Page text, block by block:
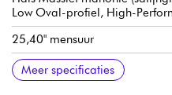
Low Oval-profiel, High-
25,40" mensuur
Massief ebben toets, 20x
Fingerboard radius 16
Halsbreedte 1e fret 1.69" -
Halsbreedte 12e fret 5,41 cm
Brug Massief ebbenhout, buik
Gecompenseerde brug, been
Martin Chroom Gesloten
Nitrocellulose
Verkocht met Martin gevormde
Meer specificaties